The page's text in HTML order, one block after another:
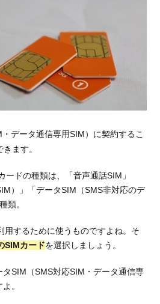
データ通信専用SIM）に契約するこ
ます。
ードの種類は、「音声通話SIM」
）」「データSIM（SMS非対応のデ
類。
用するために使うものですよね。そ
SIMカードを選択しましょう。
SIM（SMS対応SIM・データ通信専
。